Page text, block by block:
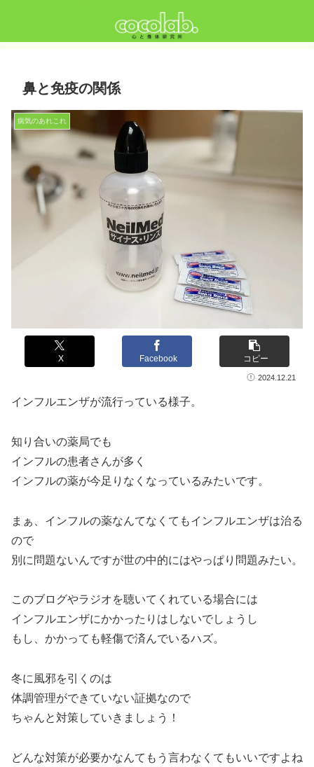
鼻と免疫の関係
病気のあれこれ
X Facebook コピー
2024.12.21
インフルエンザが流行っている様子。
知り合いの薬局でも
インフルの患者さんが多く
インフルの薬が今足りなくなっているみたいです。
まぁ、インフルの薬なんてなくてもインフルエンザは治る
ので
別に問題ないんですが世の中的にはやっぱり問題みたい。
このブログやラジオを聴いてくれている場合には
インフルエンザにかかったりはしないでしょうし
もし、かかっても軽傷で済んでいるハズ。
冬に風邪を引くのは
体調管理ができていない証拠なので
ちゃんと対策していきましょう！
どんな対策が必要かなんてもう言わなくてもいいですよね